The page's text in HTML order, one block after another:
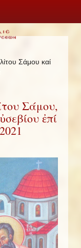
Σάμου καί
Σάμου,
ἐπί